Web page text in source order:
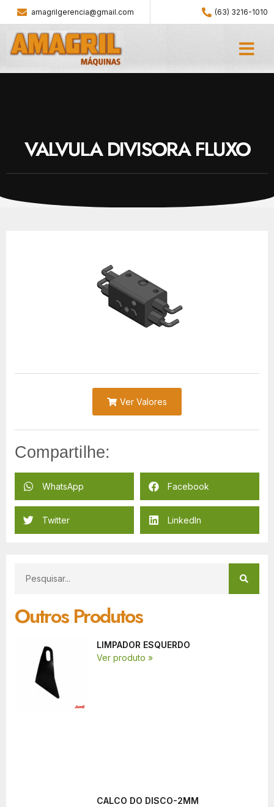
amagrilgerencia@gmail.com (63) 3216-1010
VALVULA DIVISORA FLUXO
Ver Valores
Compartilhe:
WhatsApp Facebook
Twitter LinkedIn
Outros Produtos
LIMPADOR ESQUERDO
Ver produto »
CALCO DO DISCO-2MM